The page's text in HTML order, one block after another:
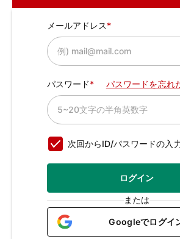
メールアドレス
パスワード パスワードを忘れ
次回からID/パスワードの入
ログイン
または
Googleでログイ